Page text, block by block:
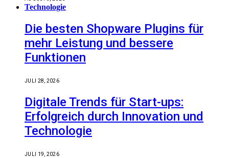
Technologie
Die besten Shopware Plugins für
mehr Leistung und bessere
Funktionen
JULI 28, 2026
Digitale Trends für Start-ups:
Erfolgreich durch Innovation und
Technologie
JULI 19, 2026